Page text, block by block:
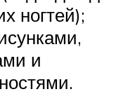
ногтей);
и